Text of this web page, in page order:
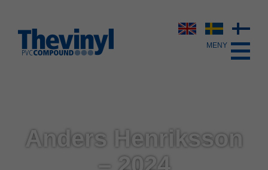
Anders Henriksson
– 2024